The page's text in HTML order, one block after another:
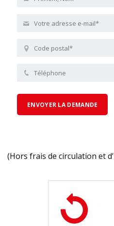
(Hors frais de circulation et